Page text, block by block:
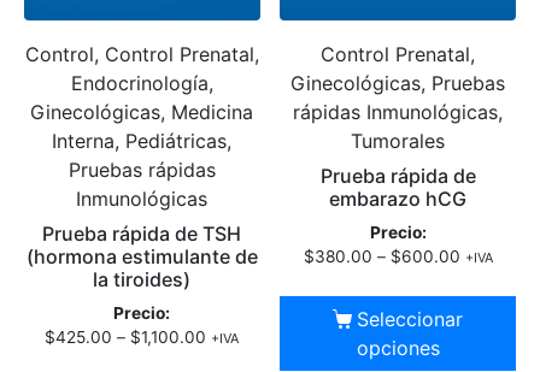
Control, Control Prenatal,
Endocrinología,
Ginecológicas, Medicina
Interna, Pediátricas,
Pruebas rápidas
Inmunológicas
Prueba rápida de TSH
(hormona estimulante de
la tiroides)
Precio:
$425.00 – $1,100.00 +IVA
Control Prenatal,
Ginecológicas, Pruebas
rápidas Inmunológicas,
Tumorales
Prueba rápida de
embarazo hCG
Precio:
$380.00 – $600.00 +IVA
Seleccionar
opciones